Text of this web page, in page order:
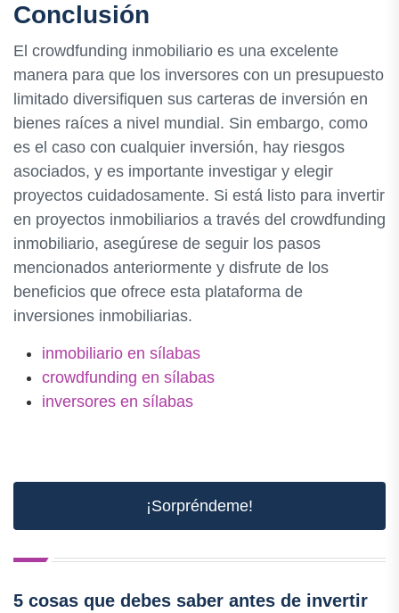
Conclusión
El crowdfunding inmobiliario es una excelente
manera para que los inversores con un presupuesto
limitado diversifiquen sus carteras de inversión en
bienes raíces a nivel mundial. Sin embargo, como
es el caso con cualquier inversión, hay riesgos
asociados, y es importante investigar y elegir
proyectos cuidadosamente. Si está listo para invertir
en proyectos inmobiliarios a través del crowdfunding
inmobiliario, asegúrese de seguir los pasos
mencionados anteriormente y disfrute de los
beneficios que ofrece esta plataforma de
inversiones inmobiliarias.
inmobiliario en sílabas
crowdfunding en sílabas
inversores en sílabas
¡Sorpréndeme!
5 cosas que debes saber antes de invertir